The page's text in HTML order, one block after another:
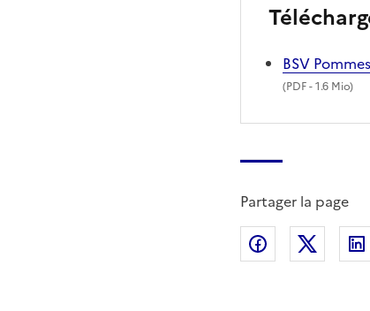
BSV
(PDF- 1.6 Mio)
Partager la page
Partager sur